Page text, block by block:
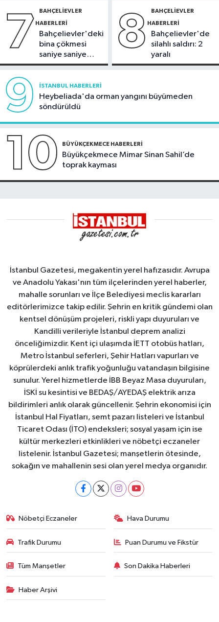
7 BAHÇELIEVLER
HABERLERI
Bahçelievler'deki
bina çökmesi
saniye saniye
görüntülendi
8 BAHÇELIEVLER
HABERLERI
Bahçelievler'de
silahlı saldırı: 2
yaralı
9 İSTANBUL HABERLERI
Heybeliada'da orman yangını büyümeden
söndürüldü
10 BÜYÜKÇEKMECE HABERLERI
Büyükçekmece Mimar Sinan Sahil’de
toprak kayması
İstanbul Gazetesi, megakentin yerel hafızasıdır. Avrupa
ve Anadolu Yakası'nın tüm ilçelerinden yerel haberler,
mahalle sorunları ve İlçe Belediyesi meclis kararları
editörlerimizce takip edilir. Şehrin en kritik gündemi olan
kentsel dönüşüm projeleri, riskli yapı duyuruları ve
Kandilli verileriyle İstanbul deprem analizi
önceliğimizdir. Kent içi ulaşımda İETT otobüs hatları,
Metro İstanbul seferleri, Şehir Hatları vapurları ve
köprülerdeki anlık trafik yoğunluğu vatandaşın bilgisine
sunulur. Yerel hizmetlerde İBB Beyaz Masa duyuruları,
İSKİ su kesintisi ve BEDAŞ/AYEDAŞ elektrik arıza
bildirimleri anlık olarak güncellenir. Şehrin ekonomisi için
İstanbul Hal Fiyatları, semt pazarı listeleri ve İstanbul
Ticaret Odası (İTO) endeksleri; sosyal yaşam için ise
kültür merkezleri etkinlikleri ve nöbetçi eczaneler
listelenir. İstanbul Gazetesi; manşetlerin ötesinde,
sokağın ve mahallenin sesi olan yerel medya organıdır.
Nöbetçi Eczaneler Hava Durumu
Trafik Durumu Puan Durumu ve Fikstür
Tüm Manşetler Son Dakika Haberleri
Haber Arşivi